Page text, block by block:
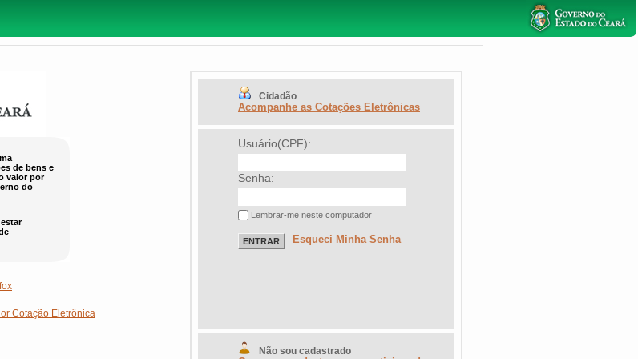
de bens e
valor por
do
Cotação Eletrônica
Cidadão
Acompanhe as Cotações Eletrônicas
Usuário(CPF):
Senha:
Lembrar-me neste computador
Esqueci Minha Senha
Não sou cadastrado